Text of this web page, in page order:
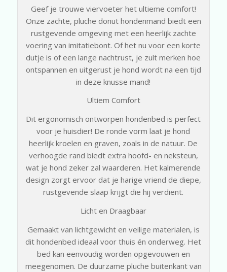
Geef je trouwe viervoeter het ultieme comfort!
Onze zachte, pluche donut hondenmand biedt een
rustgevende omgeving met een heerlijk zachte
voering van imitatiebont. Of het nu voor een korte
dutje is of een lange nachtrust, je zult merken hoe
ontspannen en uitgerust je hond wordt na een tijd
in deze knusse mand!
Ultiem Comfort
Dit ergonomisch ontworpen hondenbed is perfect
voor je huisdier! De ronde vorm laat je hond
heerlijk kroelen en graven, zoals in de natuur. De
verhoogde rand biedt extra hoofd- en neksteun,
wat je hond zeker zal waarderen. Het kalmerende
design zorgt ervoor dat je harige vriend de diepe,
rustgevende slaap krijgt die hij verdient.
Licht en Draagbaar
Gemaakt van lichtgewicht en veilige materialen, is
dit hondenbed ideaal voor thuis én onderweg. Het
bed kan eenvoudig worden opgevouwen en
meegenomen. De duurzame pluche buitenkant van